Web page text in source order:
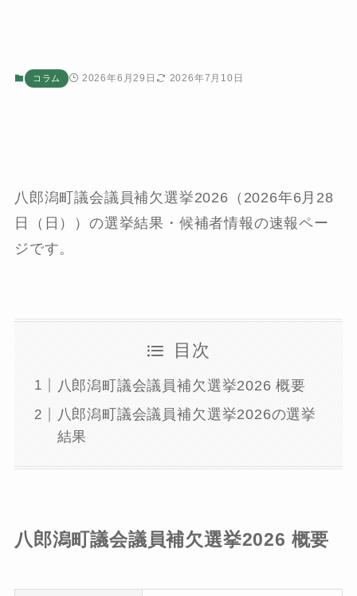
コラム 2026年6月29日 2026年7月10日
八郎潟町議会議員補欠選挙2026（2026年6月28
日（日））の選挙結果・候補者情報の速報ペー
ジです。
目次
八郎潟町議会議員補欠選挙2026 概要
八郎潟町議会議員補欠選挙2026の選挙
結果
八郎潟町議会議員補欠選挙2026 概要